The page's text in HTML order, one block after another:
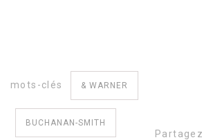
mots-clés & WARNER
BUCHANAN-SMITH
Partagez